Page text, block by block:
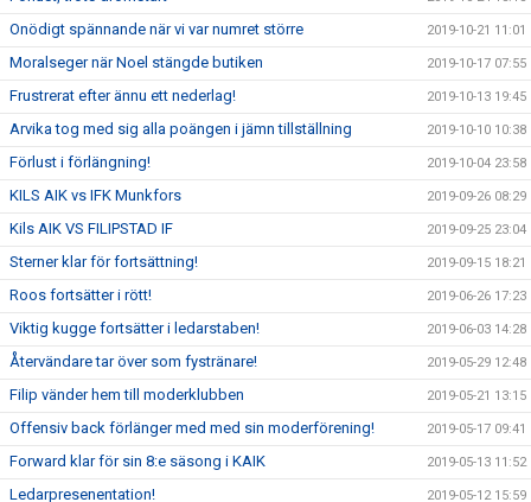
Onödigt spännande när vi var numret större 2019-10-21 11:01
Moralseger när Noel stängde butiken 2019-10-17 07:55
Frustrerat efter ännu ett nederlag! 2019-10-13 19:45
Arvika tog med sig alla poängen i jämn tillställning 2019-10-10 10:38
Förlust i förlängning! 2019-10-04 23:58
KILS AIK vs IFK Munkfors 2019-09-26 08:29
Kils AIK VS FILIPSTAD IF 2019-09-25 23:04
Sterner klar för fortsättning! 2019-09-15 18:21
Roos fortsätter i rött! 2019-06-26 17:23
Viktig kugge fortsätter i ledarstaben! 2019-06-03 14:28
Återvändare tar över som fystränare! 2019-05-29 12:48
Filip vänder hem till moderklubben 2019-05-21 13:15
Offensiv back förlänger med med sin moderförening! 2019-05-17 09:41
Forward klar för sin 8:e säsong i KAIK 2019-05-13 11:52
Ledarpresenentation! 2019-05-12 15:59